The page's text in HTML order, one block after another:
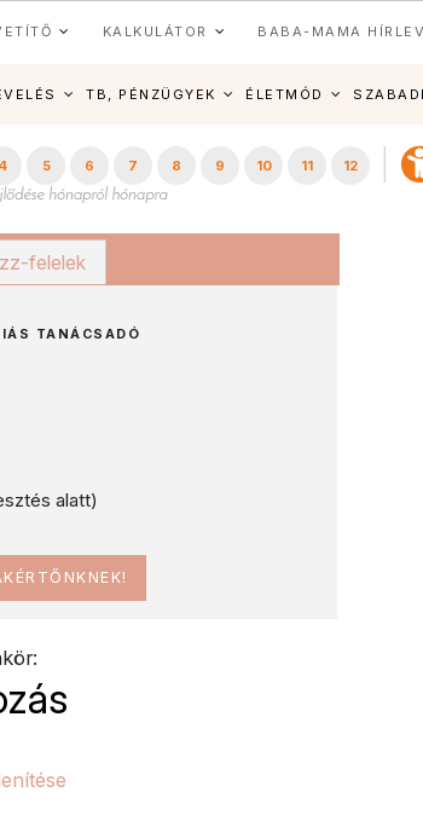
KALKULÁTOR BABA-MAMA
TB, PÉNZÜGYEK ÉLETMÓD
4 5 6 7 8 9 10 11 12
felelek
TANÁCSADÓ
alatt)